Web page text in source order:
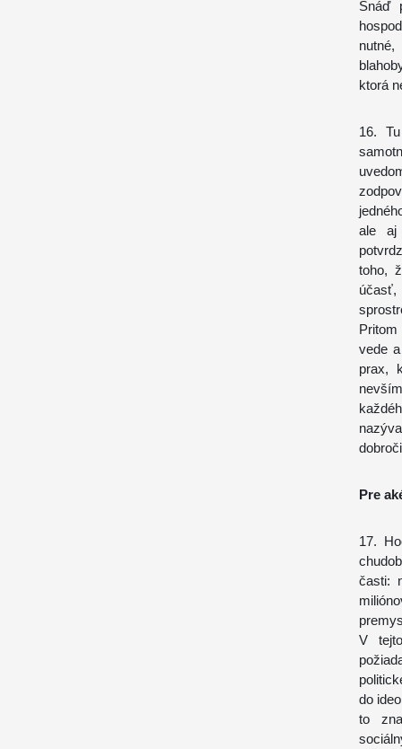
Snáď
ktorá
16.
ale aj
toho,
vede
prax,
Pre
17.
časti:
V
do
to